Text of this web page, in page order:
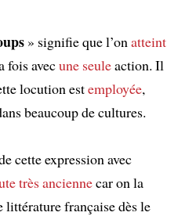
» signifie que l’on atteint
fois avecune seuleaction. Il
locution estemployée,
beaucoup de cultures.
cette expression avec
très anciennecar on la
littérature française dès le